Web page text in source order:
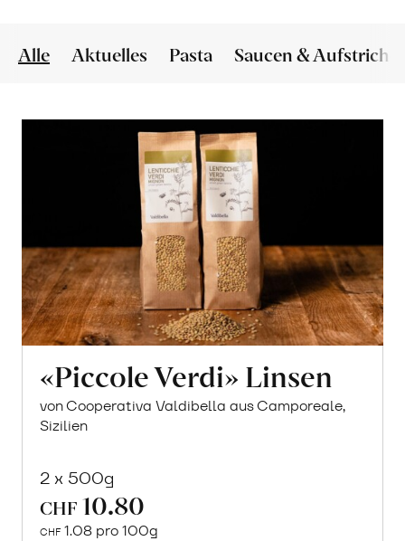
Alle Aktuelles Pasta Saucen & Aufstriche
«Piccole Verdi» Linsen
von Cooperativa Valdibella aus Camporeale,
Sizilien
2 x 500g
CHF 10.80
CHF 1.08 pro 100g